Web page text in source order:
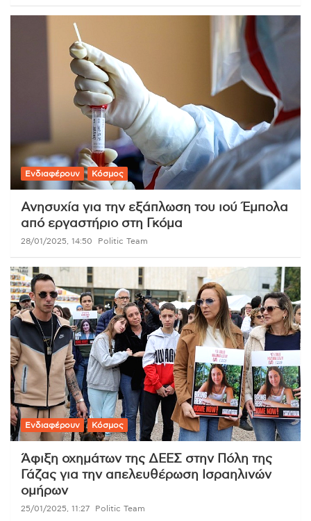
Ενδιαφέρουν Κόσμος
Ανησυχία για την εξάπλωση του ιού Έμπολα
από εργαστήριο στη Γκόμα
28/01/2025, 14:50 Politic Team
Ενδιαφέρουν Κόσμος
Άφιξη οχημάτων της ΔΕΕΣ στην Πόλη της
Γάζας για την απελευθέρωση Ισραηλινών
ομήρων
25/01/2025, 11:27 Politic Team